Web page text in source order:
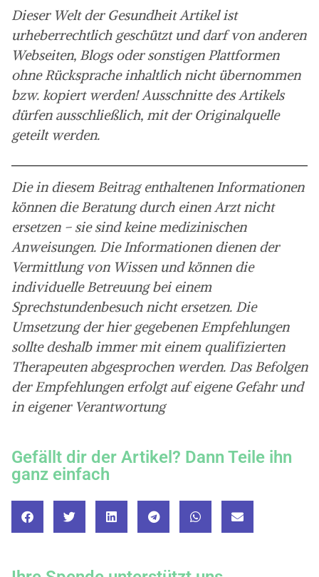
Dieser Welt der Gesundheit Artikel ist
urheberrechtlich geschützt und darf von anderen
Webseiten, Blogs oder sonstigen Plattformen
ohne Rücksprache inhaltlich nicht übernommen
bzw. kopiert werden! Ausschnitte des Artikels
dürfen ausschließlich, mit der Originalquelle
geteilt werden.
Die in diesem Beitrag enthaltenen Informationen
können die Beratung durch einen Arzt nicht
ersetzen – sie sind keine medizinischen
Anweisungen. Die Informationen dienen der
Vermittlung von Wissen und können die
individuelle Betreuung bei einem
Sprechstundenbesuch nicht ersetzen. Die
Umsetzung der hier gegebenen Empfehlungen
sollte deshalb immer mit einem qualifizierten
Therapeuten abgesprochen werden. Das Befolgen
der Empfehlungen erfolgt auf eigene Gefahr und
in eigener Verantwortung
Gefällt dir der Artikel? Dann Teile ihn
ganz einfach